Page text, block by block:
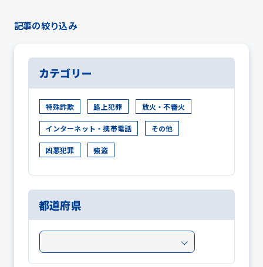
記事の絞り込み
カテゴリー
特殊詐欺 路上犯罪 放火・不審火
インターネット・携帯電話 その他
凶悪犯罪 強盗
都道府県